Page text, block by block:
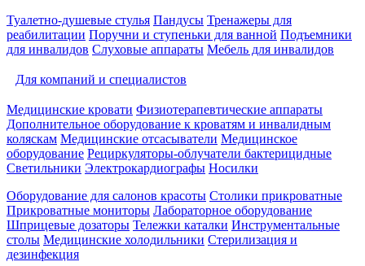
Туалетно-душевые стулья Пандусы Тренажеры для
реабилитации Поручни и ступеньки для ванной Подъемники
для инвалидов Слуховые аппараты Мебель для инвалидов
Для компаний и специалистов
Медицинские кровати Физиотерапевтические аппараты
Дополнительное оборудование к кроватям и инвалидным
коляскам Медицинские отсасыватели Медицинское
оборудование Рециркуляторы-облучатели бактерицидные
Светильники Электрокардиографы Носилки
Оборудование для салонов красоты Столики прикроватные
Прикроватные мониторы Лабораторное оборудование
Шприцевые дозаторы Тележки каталки Инструментальные
столы Медицинские холодильники Стерилизация и
дезинфекция